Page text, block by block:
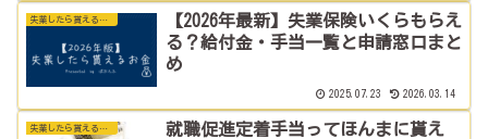
失業したら貰えるお金の話
【2026年最新】失業保険いくらもらえ
る？給付金・手当一覧と申請窓口まと
め
2025.07.23 2026.03.14
失業したら貰えるお金の話
就職促進定着手当ってほんまに貰え